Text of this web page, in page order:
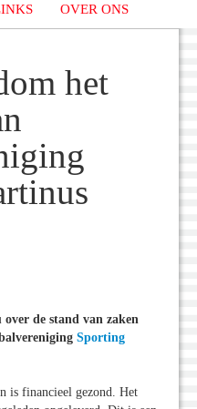
OVER ONS
het
de stand van zaken
Sporting
is financieel gezond. Het